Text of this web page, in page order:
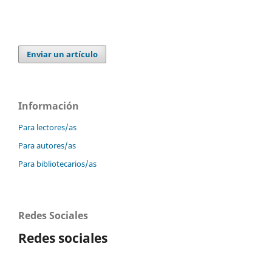
Enviar un artículo
Información
Para lectores/as
Para autores/as
Para bibliotecarios/as
Redes Sociales
Redes sociales